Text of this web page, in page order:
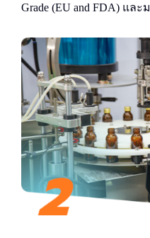
Grade (EU and FDA) แล